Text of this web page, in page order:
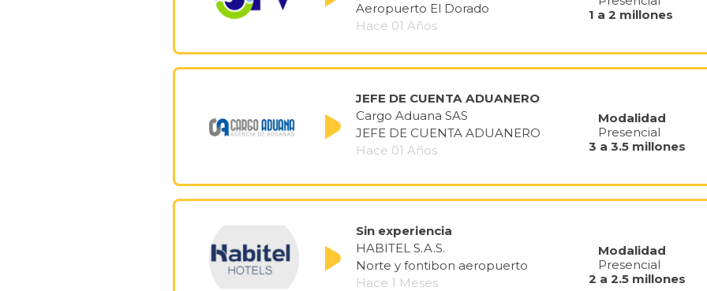
Aeropuerto El Dorado
Hace 01 Años
1 a 2 millones
JEFE DE CUENTA ADUANERO
Cargo Aduana SAS
JEFE DE CUENTA ADUANERO
Hace 01 Años
Modalidad
Presencial
3 a 3.5 millones
Sin experiencia
HABITEL S.A.S.
Norte y fontibon aeropuerto
Hace 1 Meses
Modalidad
Presencial
2 a 2.5 millones